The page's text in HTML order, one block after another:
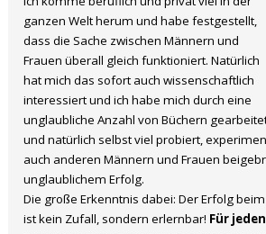
ganzen Welt herum und habe festgestellt,
dass die Sache zwischen Männern und
Frauen überall gleich funktioniert. Natürlich
hat mich das sofort auch wissenschaftlich
interessiert und ich habe mich durch eine
unglaubliche Anzahl von Büchern
und natürlich selbst viel probiert,
auch anderen Männern und Frauen
unglaublichem Erfolg.
Die große Erkenntnis dabei: Der Erfolg
ist kein Zufall, sondern erlernbar! Für